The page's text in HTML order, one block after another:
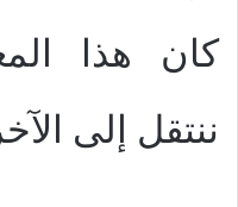
كان هذا
ننتقل إلى